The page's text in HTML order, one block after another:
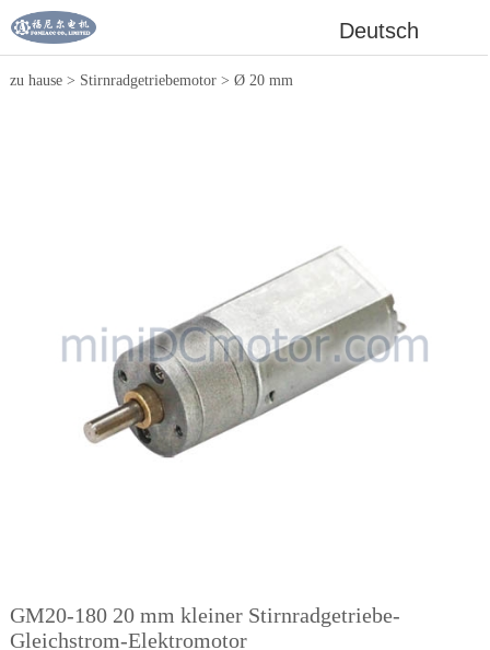
Deutsch
zu hause> Stirnradgetriebemotor> Ø 20 mm
GM20-180 20 mm kleiner Stirnradgetriebe-
Gleichstrom-Elektromotor